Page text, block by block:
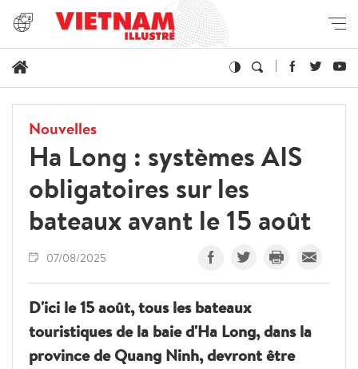
Nouvelles
Ha Long : systèmes AIS
obligatoires sur les
bateaux avant le 15 août
07/08/2025
D'ici le 15 août, tous les bateaux
touristiques de la baie d'Ha Long, dans la
province de Quang Ninh, devront être